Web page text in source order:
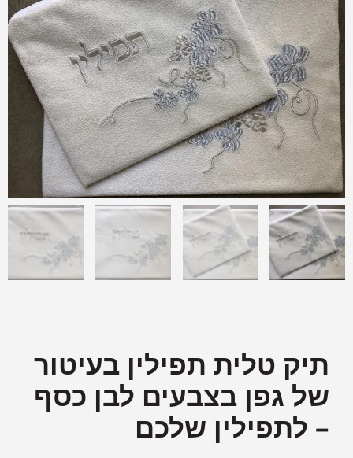
תיק טלית תפילין בעיטור
של גפן בצבעים לבן כסף
– לתפילין שלכם